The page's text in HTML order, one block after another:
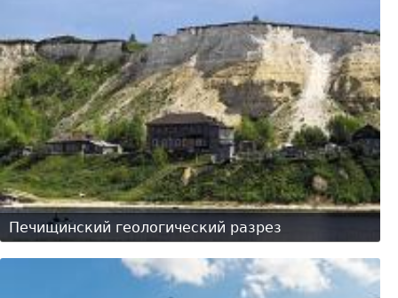
Печищинский геологический разрез